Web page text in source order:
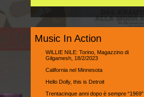
Music In Action
WILLIE NILE: Torino, Magazzino di
Gilgamesh, 18/2/2023
California nel Minnesota
Hello Dolly, this is Detroit
Trentacinque anni dopo è sempre “1969″